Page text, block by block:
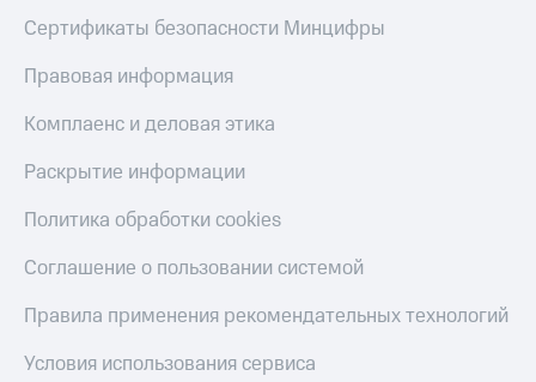
на карту
МТС Pay
Оплата
коду
за границей
Смартфоны
Наушники
и
Сертификаты безопасности Минцифры
Правовая информация
Комплаенс и деловая этика
Раскрытие информации
Политика обработки cookies
Соглашение о пользовании системой
Правила применения рекомендательных технологий
Условия использования сервиса